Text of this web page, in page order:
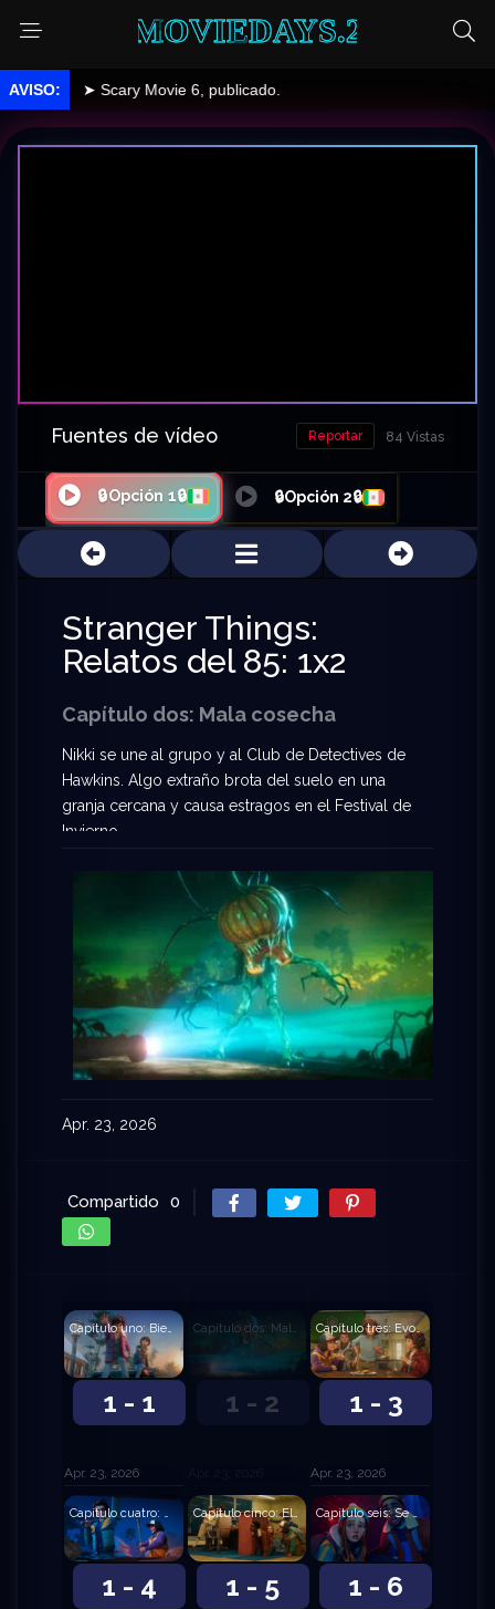
MOVIEDAYS.2
➤ Scary Movie 6, publicado.
Fuentes de vídeo 84 Vistas
Reportar
🔒Opción 1🔒 🔒Opción 2🔒
Stranger Things:
Relatos del 85: 1x2
Capítulo dos: Mala cosecha
Nikki se une al grupo y al Club de Detectives de
Hawkins. Algo extraño brota del suelo en una
granja cercana y causa estragos en el Festival de
Invierno.
Apr. 23, 2026
Compartido 0
1 - 1
Capítulo uno: Bienvenida a Hawkins, chica nueva
Apr. 23, 2026
1 - 2
Capítulo dos: Mala cosecha
1 - 3
Capítulo tres: Evolución
Apr. 23, 2026
1 - 4
Capítulo cuatro: La confesión
1 - 5
Capítulo cinco: El Weekly Watcher
1 - 6
Capítulo seis: Se acerca una tormenta